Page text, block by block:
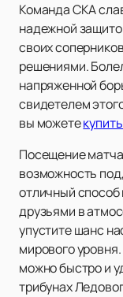
Команда СКА
надежной
своих
решениями.
напряженной
свидетелем
вы можете
Посещение
возможность
отличный
друзьями в
упустите шанс
мирового
можно быстро и
трибунах